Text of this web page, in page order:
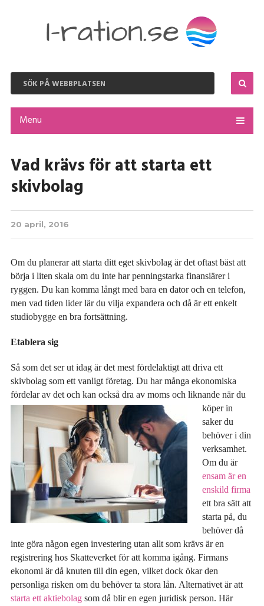
Menu
Vad krävs för att starta ett
skivbolag
20 april, 2016
Om du planerar att starta ditt eget skivbolag är det oftast bäst att
börja i liten skala om du inte har penningstarka finansiärer i
ryggen. Du kan komma långt med bara en dator och en telefon,
men vad tiden lider lär du vilja expandera och då är ett enkelt
studiobygge en bra fortsättning.
Etablera sig
Så som det ser ut idag är det mest fördelaktigt att driva ett
skivbolag som ett vanligt företag. Du har många ekonomiska
fördelar av det och kan också dra av moms och liknande när du
köper in
saker du
behöver i din
verksamhet.
Om du är
ensam är en
enskild firma
ett bra sätt att
starta på, du
behöver då
inte göra någon egen investering utan allt som krävs är en
registrering hos Skatteverket för att komma igång. Firmans
ekonomi är då knuten till din egen, vilket dock ökar den
personliga risken om du behöver ta stora lån. Alternativet är att
starta ett aktiebolagsom då blir en egen juridisk person. Här